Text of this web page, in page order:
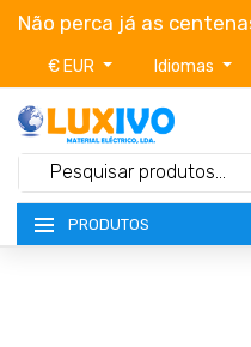
Não perca já as
€ EUR Idiomas
PRODUTOS